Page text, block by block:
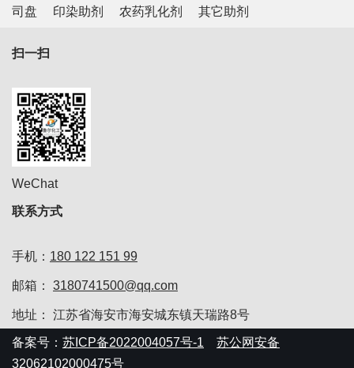
司盘
印染助剂 农药乳化剂 其它助剂
扫一扫
WeChat
联系方式
手机： 180 122 151 99
邮箱： 3180741500@qq.com
地址： 江苏省海安市海安城东镇天瑞路8号
备案号： 苏ICP备2022004057号-1
苏公网安备
32062102000475号